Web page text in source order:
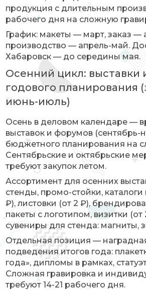
продукция с длительным
рабочего дня на сложную
График: макеты — март, заказ —
производство — апрель-май.
Хабаровск — до середины мая.
Осенний цикл: выставки
годового планирования
июнь-июль)
Осень в деловом календаре —
выставок и форумов (сентябрь-
бюджетного планирования на
Сентябрьские и октябрьские
требуют закупок летом.
Ассортимент для осенних
стенды, промо-стойки, каталоги
₽), листовки (от 2 ₽),
пакеты с логотипом, визитки
сувениры для стенда: магниты,
Отдельная позиция —
подведения итогов года:
года», дипломы в рамках,
Сложная гравировка и
требуют 14-21 рабочего дня.